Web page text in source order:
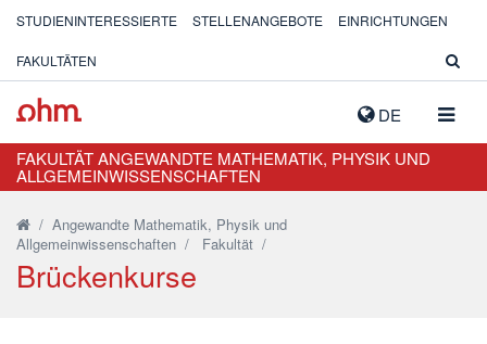
DE
STUDIENINTERESSIERTE STELLENANGEBOTE EINRICHTUNGEN
FAKULTÄTEN
FAKULTÄT ANGEWANDTE MATHEMATIK, PHYSIK UND
ALLGEMEINWISSENSCHAFTEN
/ Angewandte Mathematik, Physik und
Allgemeinwissenschaften / Fakultät /
Brückenkurse